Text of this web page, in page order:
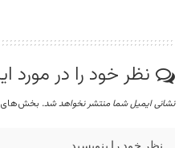
نظر خود را در مورد
نشانی ایمیل شما منتشر نخواهد شد. بخش‌های